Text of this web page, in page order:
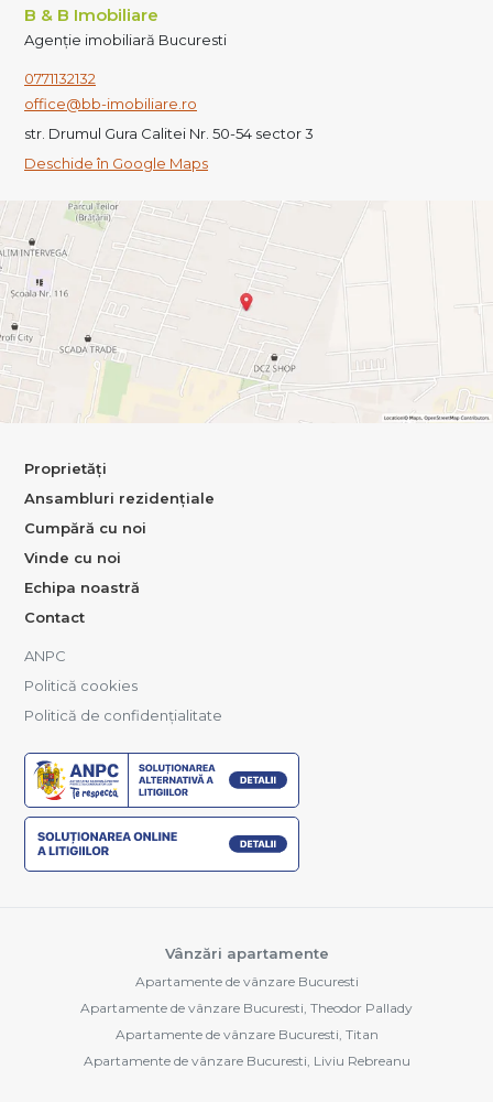
B & B Imobiliare
Agenție imobiliară Bucuresti
0771132132
office@bb-imobiliare.ro
str. Drumul Gura Calitei Nr. 50-54 sector 3
Deschide în Google Maps
Proprietăți
Ansambluri rezidențiale
Cumpără cu noi
Vinde cu noi
Echipa noastră
Contact
ANPC
Politică cookies
Politică de confidențialitate
Vânzări apartamente
Apartamente de vânzare Bucuresti
Apartamente de vânzare Bucuresti, Theodor Pallady
Apartamente de vânzare Bucuresti, Titan
Apartamente de vânzare Bucuresti, Liviu Rebreanu